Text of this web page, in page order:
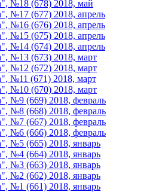
№18 (678) 2018, май
№17 (677) 2018, апрель
№16 (676) 2018, апрель
№15 (675) 2018, апрель
№14 (674) 2018, апрель
№13 (673) 2018, март
№12 (672) 2018, март
№11 (671) 2018, март
№10 (670) 2018, март
№9 (669) 2018, февраль
№8 (668) 2018, февраль
№7 (667) 2018, февраль
№6 (666) 2018, февраль
№5 (665) 2018, январь
№4 (664) 2018, январь
№3 (663) 2018, январь
№2 (662) 2018, январь
№1 (661) 2018, январь